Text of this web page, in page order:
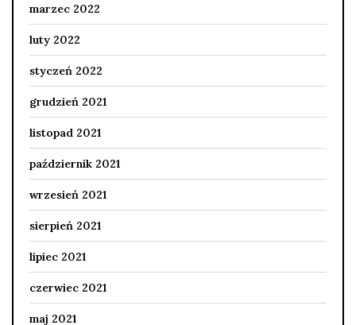
marzec 2022
luty 2022
styczeń 2022
grudzień 2021
listopad 2021
październik 2021
wrzesień 2021
sierpień 2021
lipiec 2021
czerwiec 2021
maj 2021